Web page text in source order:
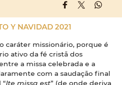
Y NAVIDAD 2021
caráter missionário, porque é
ativo da fé cristã dos
a missa celebrada e a
com a saudação final
Ite missa est” (de onde deriva